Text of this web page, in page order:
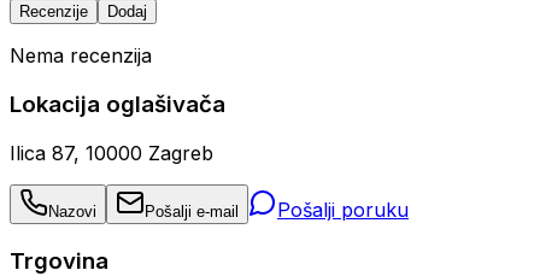
Recenzije Dodaj
Nema recenzija
Lokacija oglašivača
Ilica 87, 10000 Zagreb
Nazovi Pošalji e-mail Pošalji poruku
Trgovina